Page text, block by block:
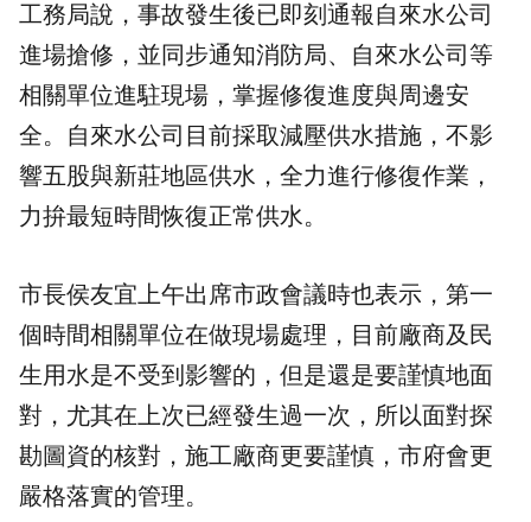
工務局說，事故發生後已即刻通報自來水公司
進場搶修，並同步通知消防局、自來水公司等
相關單位進駐現場，掌握修復進度與周邊安
全。自來水公司目前採取減壓供水措施，不影
響五股與新莊地區供水，全力進行修復作業，
力拚最短時間恢復正常供水。
市長侯友宜上午出席市政會議時也表示，第一
個時間相關單位在做現場處理，目前廠商及民
生用水是不受到影響的，但是還是要謹慎地面
對，尤其在上次已經發生過一次，所以面對探
勘圖資的核對，施工廠商更要謹慎，市府會更
嚴格落實的管理。